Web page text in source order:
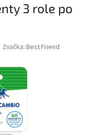
3 role po
Značka: Best Friend